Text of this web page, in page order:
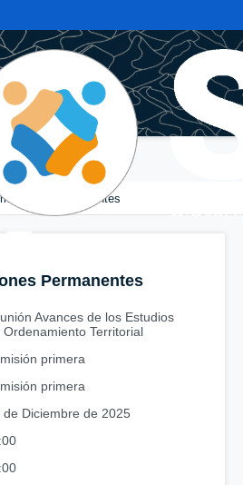
Permanentes
Permanentes
Avances de los Estudios
Territorial
primera
primera
de Diciembre de 2025